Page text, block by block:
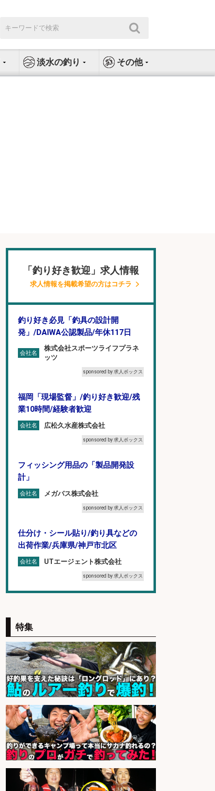
索:
淡水の釣り その他
「釣り好き歓迎」求人情報
求人情報を掲載希望の方はコチラ
釣り好き必見「釣具の設計開
発」/DAIWA公認製品/年休117日
会社名
株式会社スポーツライフプラネ
ッツ
sponsored by 求人ボックス
福岡「現場監督」/釣り好き歓迎/残
業10時間/経験者歓迎
会社名 広松久水産株式会社
sponsored by 求人ボックス
フィッシング用品の「製品開発設
計」
会社名 メガバス株式会社
sponsored by 求人ボックス
仕分け・シール貼り/釣り具などの
出荷作業/兵庫県/神戸市北区
会社名 UTエージェント株式会社
sponsored by 求人ボックス
務/「時給1,150円〜」/時間選べる×
未経験歓迎×残業少なめ/鹿児島県/
志布志市
会社名 株式会社ホットスタッフ鹿児島
sponsored by 求人ボックス
精肉・青果・鮮魚販売/「志布志
市」「時給1,150円〜」志布志市で
お魚のカットや商品の陳列業務/時
間選べる×未経験歓迎×残業少なめ/
鹿児島県/志布志市
会社名 株式会社ホットスタッフ鹿児島
sponsored by 求人ボックス
特集